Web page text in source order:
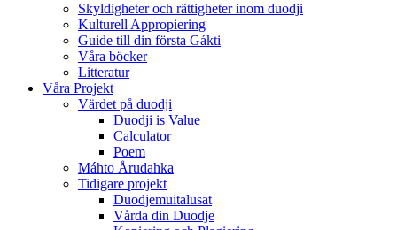
Skyldigheter och rättigheter inom duodji
Kulturell Appropiering
Guide till din första Gákti
Våra böcker
Litteratur
Våra Projekt
Värdet på duodji​
Duodji is Value
Calculator
Poem
Máhto Årudahka
Tidigare projekt
Duodjemuitalusat
Vårda din Duodje